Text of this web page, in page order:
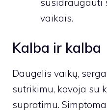
susidraugauti
vaikais.
Kalba ir kalba
Daugelis vaikų,
sutrikimu, kovoja su
supratimu.